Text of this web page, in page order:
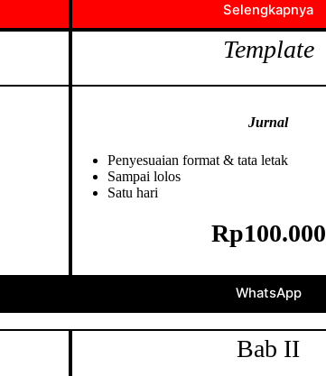
Selengkapnya
Template
Jurnal
Penyesuaian format & tata letak
Sampai lolos
Satu hari
Rp100.000
WhatsApp
Bab II